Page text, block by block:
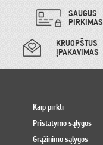
SAUGUS
PIRKIMAS
KRUOPŠTUS
ĮPAKAVIMAS
Kaip pirkti
Pristatymo sąlygos
Grąžinimo sąlygos